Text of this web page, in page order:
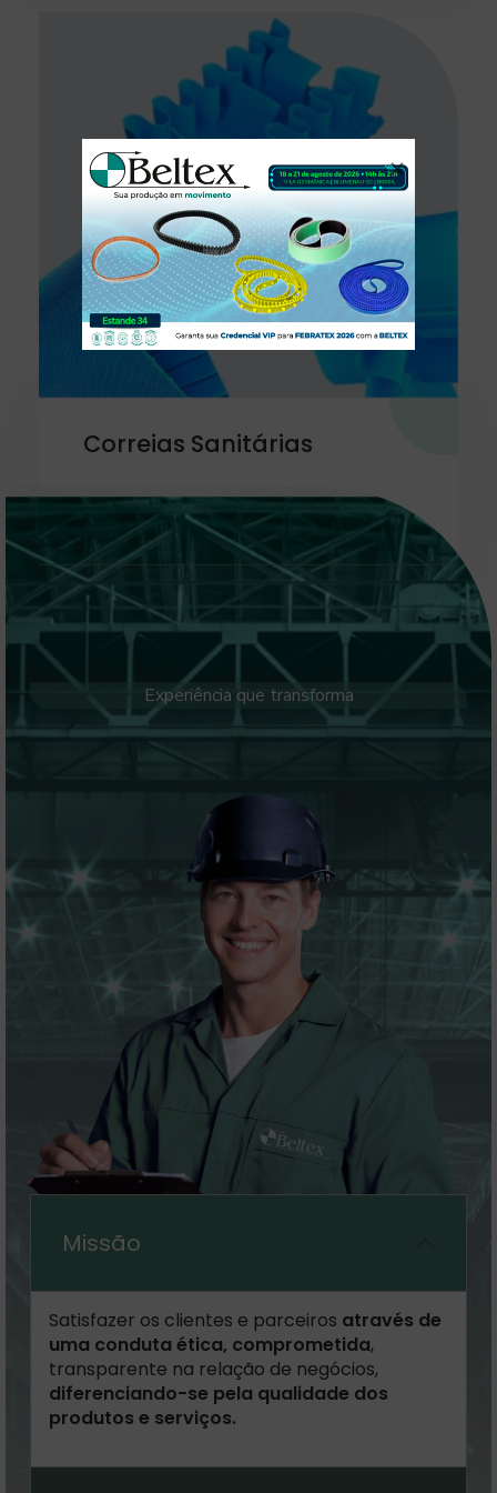
Correias Sanitárias
Experiência que transforma
Missão
Satisfazer os clientes e parceiros através de
uma conduta ética, comprometida,
transparente na relação de negócios,
diferenciando-se pela qualidade dos
produtos e serviços.